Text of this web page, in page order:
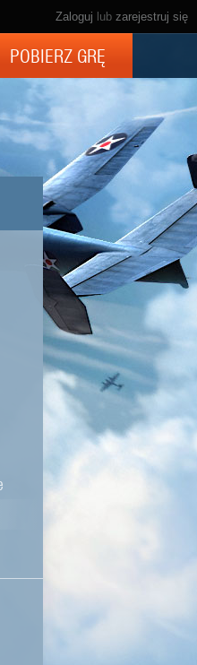
Zaloguj lub zarejestruj się
POBIERZ GRĘ